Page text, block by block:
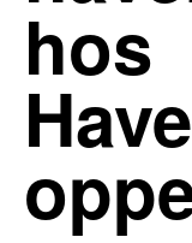
hos